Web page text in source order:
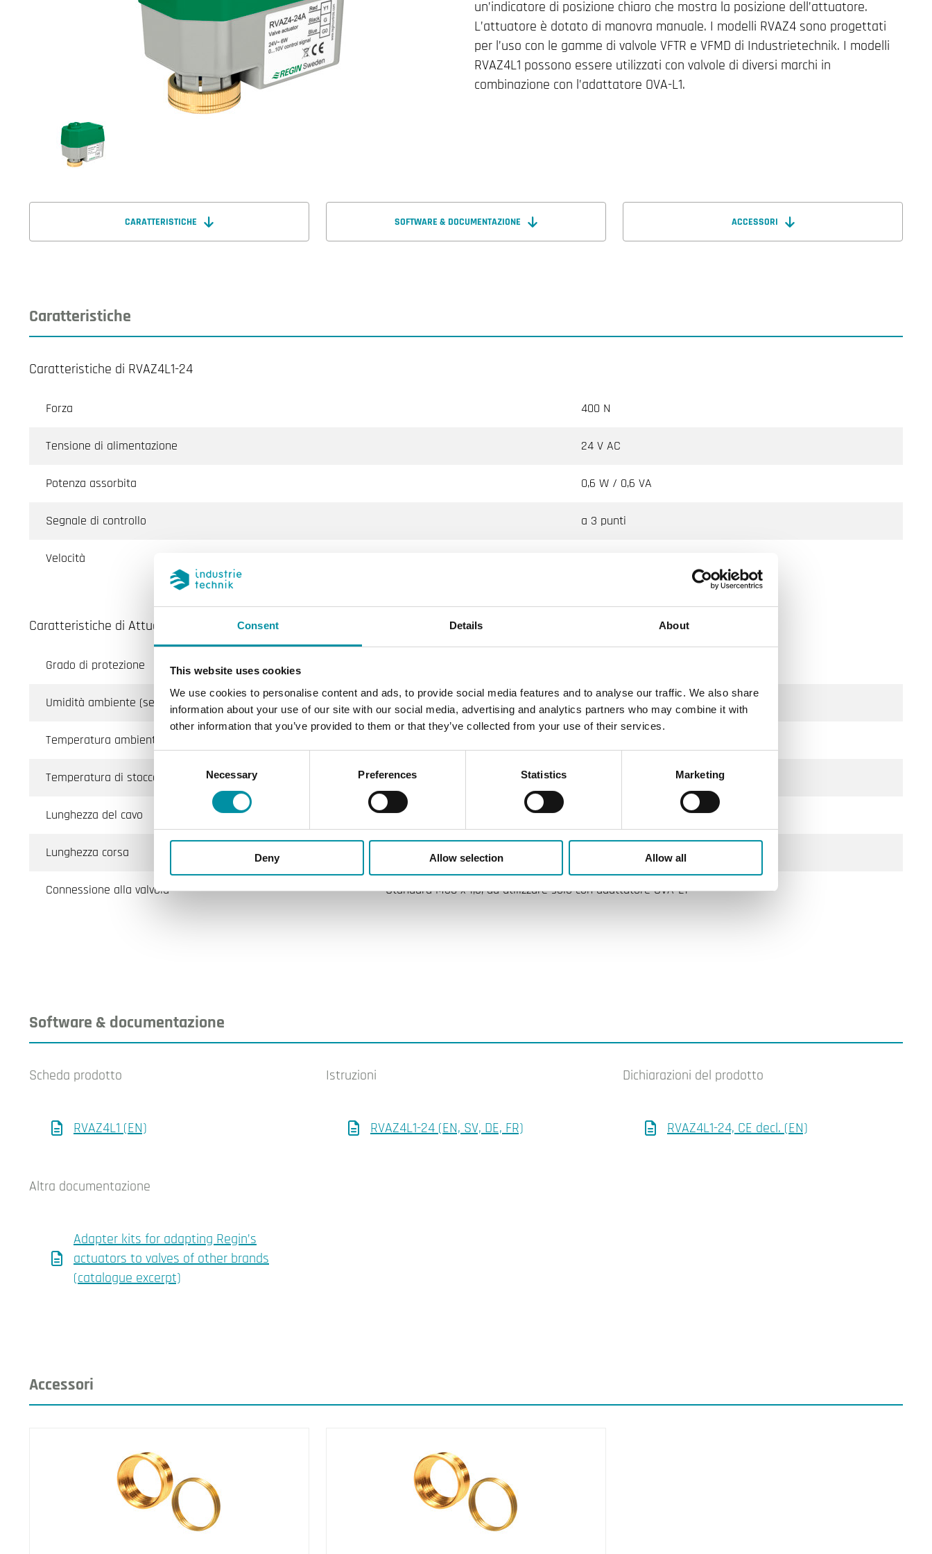
Consent Details About
This website uses cookies
We use cookies to personalise content and ads, to provide social media features and to analyse our traffic. We also share
information about your use of our site with our social media, advertising and analytics partners who may combine it with
other information that you’ve provided to them or that they’ve collected from your use of their services.
Selection
Necessary Preferences Statistics Marketing
Deny Allow selection Allow all
un’indicatore di posizione chiaro che mostra la posizione dell’attuatore.
L’attuatore è dotato di manovra manuale. I modelli RVAZ4 sono progettati
per l’uso con le gamme di valvole VFTR e VFMD di Industrietechnik. I modelli
RVAZ4L1 possono essere utilizzati con valvole di diversi marchi in
combinazione con l’adattatore OVA-L1.
CARATTERISTICHE SOFTWARE & DOCUMENTAZIONE ACCESSORI
Caratteristiche
Caratteristiche di RVAZ4L1-24
Forza 400 N
Tensione di alimentazione 24 V AC
Potenza assorbita 0,6 W / 0,6 VA
Segnale di controllo a 3 punti
Velocità
Caratteristiche di Attuatore valvola 400 N, corsa 5,5 mm, controllo 0...10 V o a 3 punti
Grado di protezione
Umidità ambiente (senza condensa) 10…90 % RH
Temperatura ambiente
Temperatura di stoccaggio -10…80 °C
Lunghezza del cavo 2 m
Lunghezza corsa
Connessione alla valvola Standard M30 x 1,5, da utilizzare solo con adattatore OVA-L1
Software & documentazione
Scheda prodotto
RVAZ4L1 (EN)
Istruzioni
RVAZ4L1-24 (EN, SV, DE, FR)
Dichiarazioni del prodotto
RVAZ4L1-24, CE decl. (EN)
Altra documentazione
Adapter kits for adapting Regin’s
actuators to valves of other brands
(catalogue excerpt)
Accessori